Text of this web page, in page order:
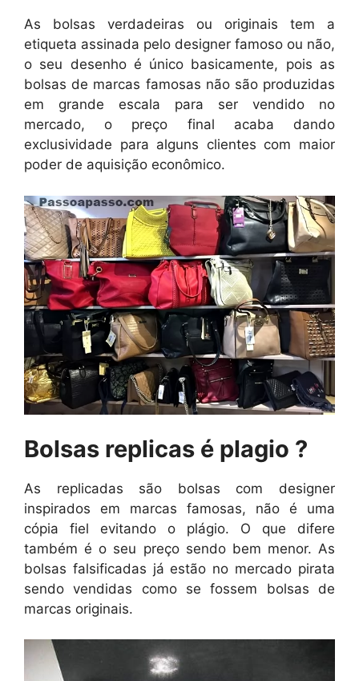
As bolsas verdadeiras ou originais tem a
etiqueta assinada pelo designer famoso ou não,
o seu desenho é único basicamente, pois as
bolsas de marcas famosas não são produzidas
em grande escala para ser vendido no
mercado, o preço final acaba dando
exclusividade para alguns clientes com maior
poder de aquisição econômico.
Bolsas replicas é plagio ?
As replicadas são bolsas com designer
inspirados em marcas famosas, não é uma
cópia fiel evitando o plágio. O que difere
também é o seu preço sendo bem menor. As
bolsas falsificadas já estão no mercado pirata
sendo vendidas como se fossem bolsas de
marcas originais.